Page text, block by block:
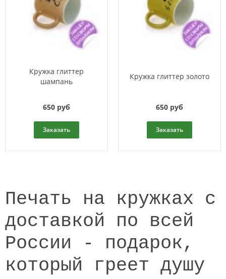
Кружка глиттер
шампань
650 руб
Заказать
Кружка глиттер золото
650 руб
Заказать
Печать на кружках с
доставкой по всей
России - подарок,
который греет душу